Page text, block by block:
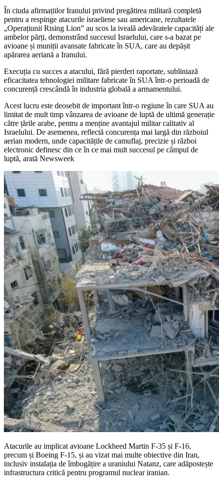
În ciuda afirmațiilor Iranului privind pregătirea militară completă
pentru a respinge atacurile israeliene sau americane, rezultatele
„Operațiunii Rising Lion” au scos la iveală adevăratele capacități ale
ambelor părți, demonstrând succesul Israelului, care s-a bazat pe
avioane și muniții avansate fabricate în SUA, care au depășit
apărarea aeriană a Iranului.
Execuția cu succes a atacului, fără pierderi raportate, subliniază
eficacitatea tehnologiei militare fabricate în SUA într-o perioadă de
concurență crescândă în industria globală a armamentului.
Acest lucru este deosebit de important într-o regiune în care SUA au
limitat de mult timp vânzarea de avioane de luptă de ultimă generație
către țările arabe, pentru a menține avantajul militar calitativ al
Israelului. De asemenea, reflectă concurența mai largă din războiul
aerian modern, unde capacitățile de camuflaj, precizie și război
electronic definesc din ce în ce mai mult succesul pe câmpul de
luptă, arată Newsweek
Atacurile au implicat avioane Lockheed Martin F-35 și F-16,
precum și Boeing F-15, și au vizat mai multe obiective din Iran,
inclusiv instalația de îmbogățire a uraniului Natanz, care adăpostește
infrastructura critică pentru programul nuclear iranian.